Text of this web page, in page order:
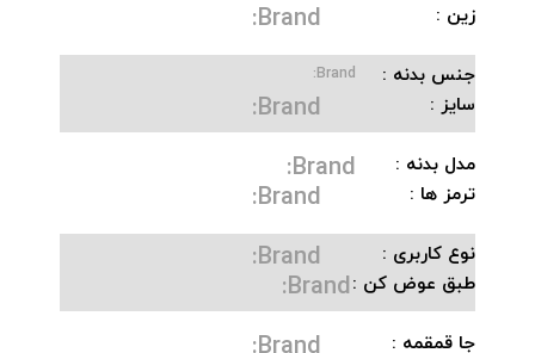
زین : Brand:
جنس بدنه : Brand:
سایز : Brand:
مدل بدنه : Brand:
ترمز ها : Brand:
نوع کاربری : Brand:
طبق عوض کن :Brand:
جا قمقمه :